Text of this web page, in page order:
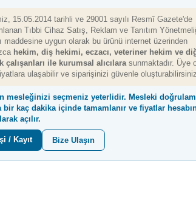
15.05.2014 tarihli ve 29001 sayılı Resmî Gazete'de
Tıbbi Cihaz Satış, Reklam ve Tanıtım
maddesine uygun olarak bu ürünü internet üzerinden
hekim, diş hekimi, eczacı, veteriner hekim ve
çalışanları ile kurumsal alıcılarasunmaktadır. Üye
ulaşabilir ve siparişinizi güvenle
mesleğinizi seçmeniz yeterlidir. Mesleki
bir kaç dakika içindetamamlanır ve fiyatlar
açılır.
/ Kayıt Bize Ulaşın
kategorisinde
üzeri alışverişe
Sitesi Hediye
Tıbbi Sarf
2500 TL üzeri
İsim Yazılı